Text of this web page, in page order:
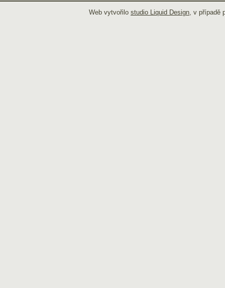
Web vytvořilo studio Liquid Design , v